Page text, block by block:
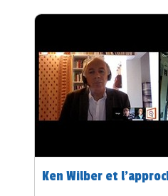
Ken Wilber et